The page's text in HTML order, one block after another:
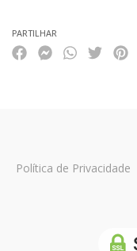
PARTILHAR
Política de Privacidade